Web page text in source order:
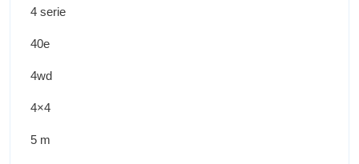
4 serie
40e
4wd
4×4
5 m